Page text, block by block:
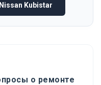
Kubistar
о ремонте